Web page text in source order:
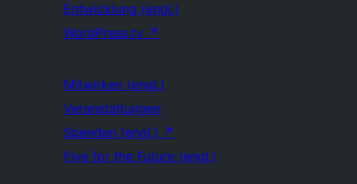
Entwicklung (engl.)
WordPress.tv ↗
Mitwirken (engl.)
Veranstaltungen
Spenden (engl.) ↗
Five for the Future (engl.)